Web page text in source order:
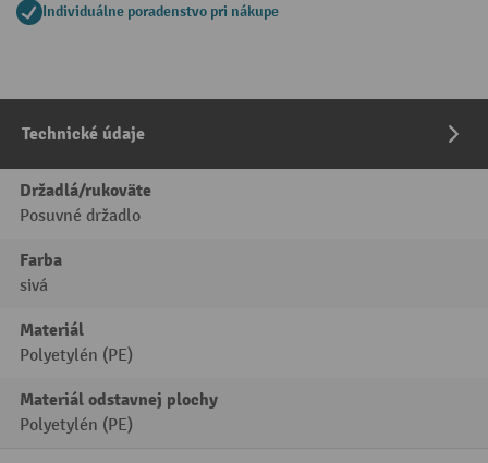
Individuálne poradenstvo pri nákupe
Technické údaje
Držadlá/rukoväte
Posuvné držadlo
Farba
sivá
Materiál
Polyetylén (PE)
Materiál odstavnej plochy
Polyetylén (PE)